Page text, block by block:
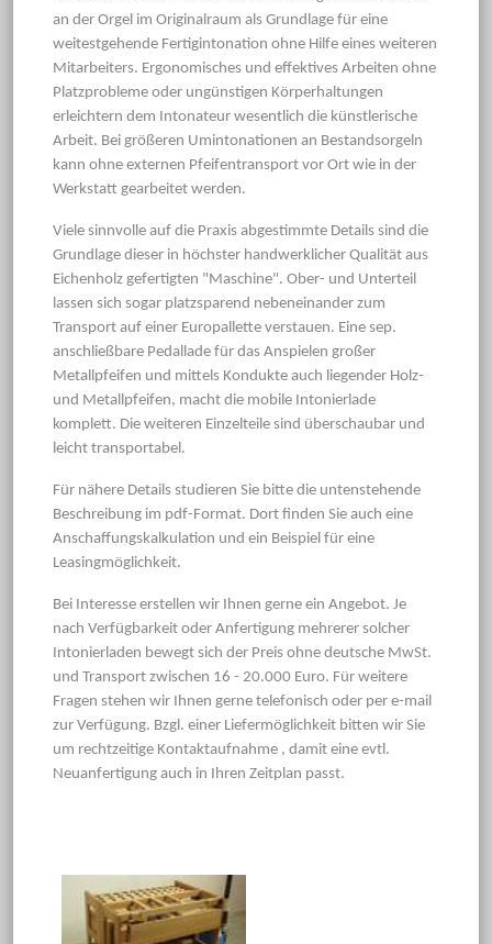
an der Orgel im Originalraum als Grundlage für eine
weitestgehende Fertigintonation ohne Hilfe eines weiteren
Mitarbeiters. Ergonomisches und effektives Arbeiten ohne
Platzprobleme oder ungünstigen Körperhaltungen
erleichtern dem Intonateur wesentlich die künstlerische
Arbeit. Bei größeren Umintonationen an Bestandsorgeln
kann ohne externen Pfeifentransport vor Ort wie in der
Werkstatt gearbeitet werden.
Viele sinnvolle auf die Praxis abgestimmte Details sind die
Grundlage dieser in höchster handwerklicher Qualität aus
Eichenholz gefertigten "Maschine". Ober- und Unterteil
lassen sich sogar platzsparend nebeneinander zum
Transport auf einer Europallette verstauen. Eine sep.
anschließbare Pedallade für das Anspielen großer
Metallpfeifen und mittels Kondukte auch liegender Holz-
und Metallpfeifen, macht die mobile Intonierlade
komplett. Die weiteren Einzelteile sind überschaubar und
leicht transportabel.
Für nähere Details studieren Sie bitte die untenstehende
Beschreibung im pdf-Format. Dort finden Sie auch eine
Anschaffungskalkulation und ein Beispiel für eine
Leasingmöglichkeit.
Bei Interesse erstellen wir Ihnen gerne ein Angebot. Je
nach Verfügbarkeit oder Anfertigung mehrerer solcher
Intonierladen bewegt sich der Preis ohne deutsche MwSt.
und Transport zwischen 16 - 20.000 Euro. Für weitere
Fragen stehen wir Ihnen gerne telefonisch oder per e-mail
zur Verfügung. Bzgl. einer Liefermöglichkeit bitten wir Sie
um rechtzeitige Kontaktaufnahme , damit eine evtl.
Neuanfertigung auch in Ihren Zeitplan passt.